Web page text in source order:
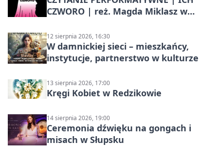
CZWORO | reż. Magda Miklasz w
12 sierpnia 2026, 16:30
W damnickiej sieci – mieszkańcy,
instytucje, partnerstwo w kulturze
13 sierpnia 2026, 17:00
Kręgi Kobiet w Redzikowie
14 sierpnia 2026, 19:00
Ceremonia dźwięku na gongach i
misach w Słupsku